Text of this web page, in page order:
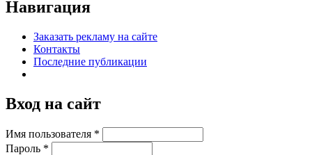
Навигация
Заказать рекламу на сайте
Контакты
Последние публикации
Вход на сайт
Имя пользователя *
Пароль *